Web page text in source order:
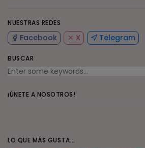
NUESTRAS REDES
Facebook X Telegram
BUSCAR
¡ÚNETE A NOSOTROS!
LO QUE MÁS GUSTA...